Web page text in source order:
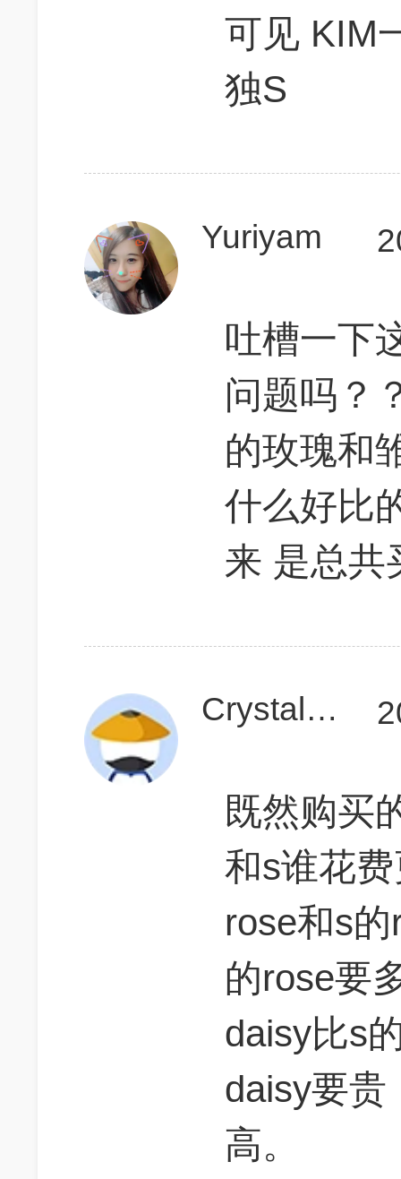
可见 KIM
独S
Yuriyam
吐槽一下
问题吗？
的玫瑰和
什么好比
来 是总共
Crystalhon
既然购买
和s谁花
rose和s
的rose要
daisy比s
daisy要贵
高。